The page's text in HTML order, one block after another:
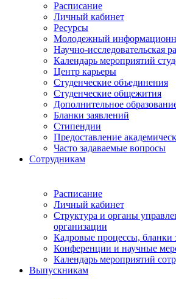
Расписание
Личный кабинет
Ресурсы
Молодежный
Научно-исследовательская
Календарь мероприятий
Центр карьеры
Студенческие объединения
Студенческие общежития
Дополнительное
Бланки заявлений
Стипендии
Предоставление
Часто задаваемые вопросы
Сотрудникам
Расписание
Личный кабинет
Структура и органы
организации
Кадровые процессы, бланки
Конференции и научные
Календарь мероприятий
Выпускникам